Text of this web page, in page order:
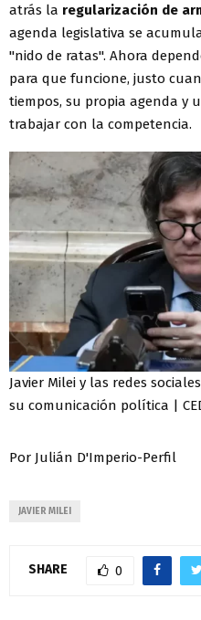
atrás la regularización de
agenda legislativa se
"nido de ratas". Ahora
para que funcione, justo
tiempos, su propia agenda y
trabajar con la competencia.
Javier Milei y las redes
su comunicación política |
Por Julián D'Imperio-Perfil
JAVIER MILEI
SHARE 0